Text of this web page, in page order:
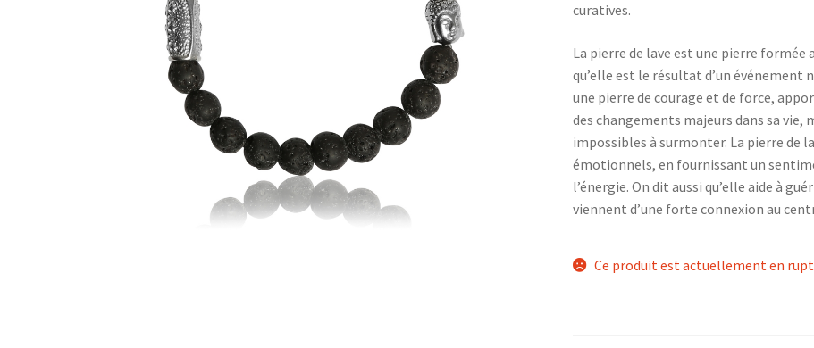
curatives.
La pierre de lave est une pierre formée
qu’elle est le résultat d’un
une pierre de courage et de force,
des changements majeurs dans sa vie,
impossibles à surmonter. La pierre de
émotionnels, en fournissant un
l’énergie. On dit aussi qu’elle aide à
viennent d’une forte connexion au
Ce produit est actuellement en